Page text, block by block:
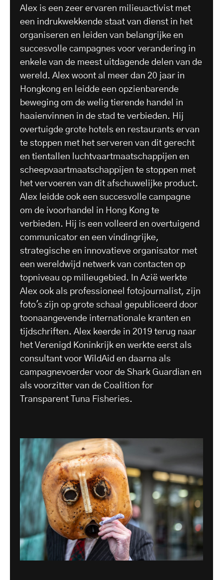
Alex is een zeer ervaren milieuactivist met
een indrukwekkende staat van dienst in het
organiseren en leiden van belangrijke en
succesvolle campagnes voor verandering in
enkele van de meest uitdagende delen van de
wereld. Alex woont al meer dan 20 jaar in
Hongkong en leidde een opzienbarende
beweging om de welig tierende handel in
haaienvinnen in de stad te verbieden. Hij
overtuigde grote hotels en restaurants ervan
te stoppen met het serveren van dit gerecht
en tientallen luchtvaartmaatschappijen en
scheepvaartmaatschappijen te stoppen met
het vervoeren van dit afschuwelijke product.
Alex leidde ook een succesvolle campagne
om de ivoorhandel in Hong Kong te
verbieden. Hij is een volleerd en overtuigend
communicator en een vindingrijke,
strategische en innovatieve organisator met
een wereldwijd netwerk van contacten op
topniveau op milieugebied. In Azië werkte
Alex ook als professioneel fotojournalist, zijn
foto's zijn op grote schaal gepubliceerd door
toonaangevende internationale kranten en
tijdschriften. Alex keerde in 2019 terug naar
het Verenigd Koninkrijk en werkte eerst als
consultant voor WildAid en daarna als
campagnevoerder voor de Shark Guardian en
als voorzitter van de Coalition for
Transparent Tuna Fisheries.